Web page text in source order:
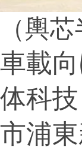
（輿
車載
体科
市浦